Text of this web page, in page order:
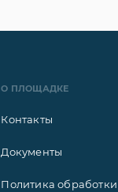
О ПЛОЩАДКЕ
Контакты
Документы
Политика обработки